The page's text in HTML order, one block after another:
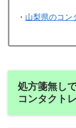
・ 山梨県のコン
処方箋無し
コンタクト